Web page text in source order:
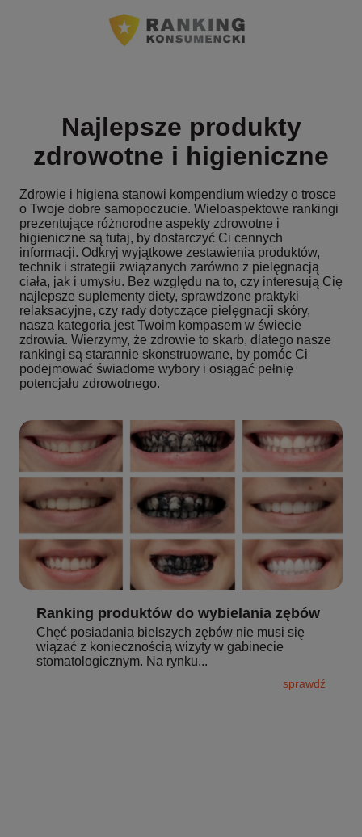
Najlepsze produkty
zdrowotne i higieniczne
Zdrowie i higiena stanowi kompendium wiedzy o trosce
o Twoje dobre samopoczucie. Wieloaspektowe rankingi
prezentujące różnorodne aspekty zdrowotne i
higieniczne są tutaj, by dostarczyć Ci cennych
informacji. Odkryj wyjątkowe zestawienia produktów,
technik i strategii związanych zarówno z pielęgnacją
ciała, jak i umysłu. Bez względu na to, czy interesują Cię
najlepsze suplementy diety, sprawdzone praktyki
relaksacyjne, czy rady dotyczące pielęgnacji skóry,
nasza kategoria jest Twoim kompasem w świecie
zdrowia. Wierzymy, że zdrowie to skarb, dlatego nasze
rankingi są starannie skonstruowane, by pomóc Ci
podejmować świadome wybory i osiągać pełnię
potencjału zdrowotnego.
Ranking produktów do wybielania zębów
Chęć posiadania bielszych zębów nie musi się
wiązać z koniecznością wizyty w gabinecie
stomatologicznym. Na rynku...
sprawdź